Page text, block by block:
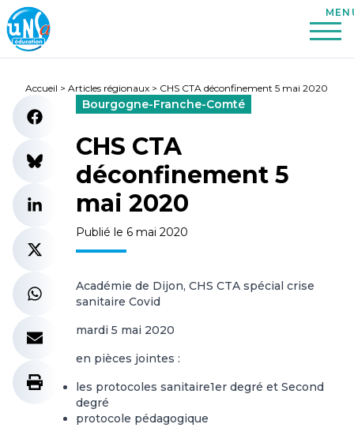
Accueil > Articles régionaux > CHS CTA déconfinement 5 mai 2020
Bourgogne-Franche-Comté
CHS CTA
déconfinement 5
mai 2020
Publié le 6 mai 2020
Académie de Dijon, CHS CTA spécial crise
sanitaire Covid
mardi 5 mai 2020
en pièces jointes :
les protocoles sanitaire1er degré et Second
degré
protocole pédagogique